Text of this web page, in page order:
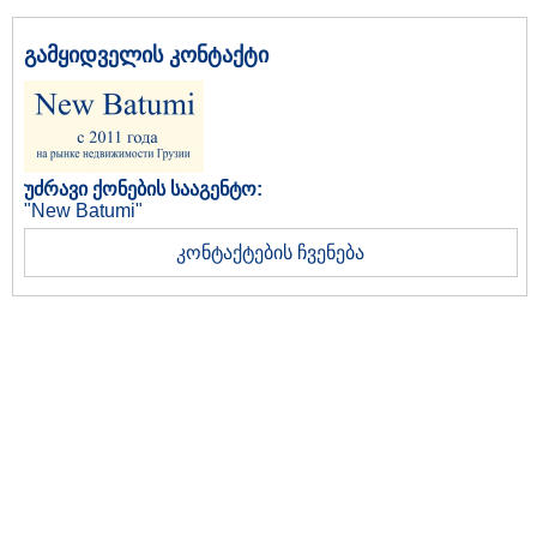
გამყიდველის კონტაქტი
უძრავი ქონების სააგენტო:
"New Batumi"
კონტაქტების ჩვენება